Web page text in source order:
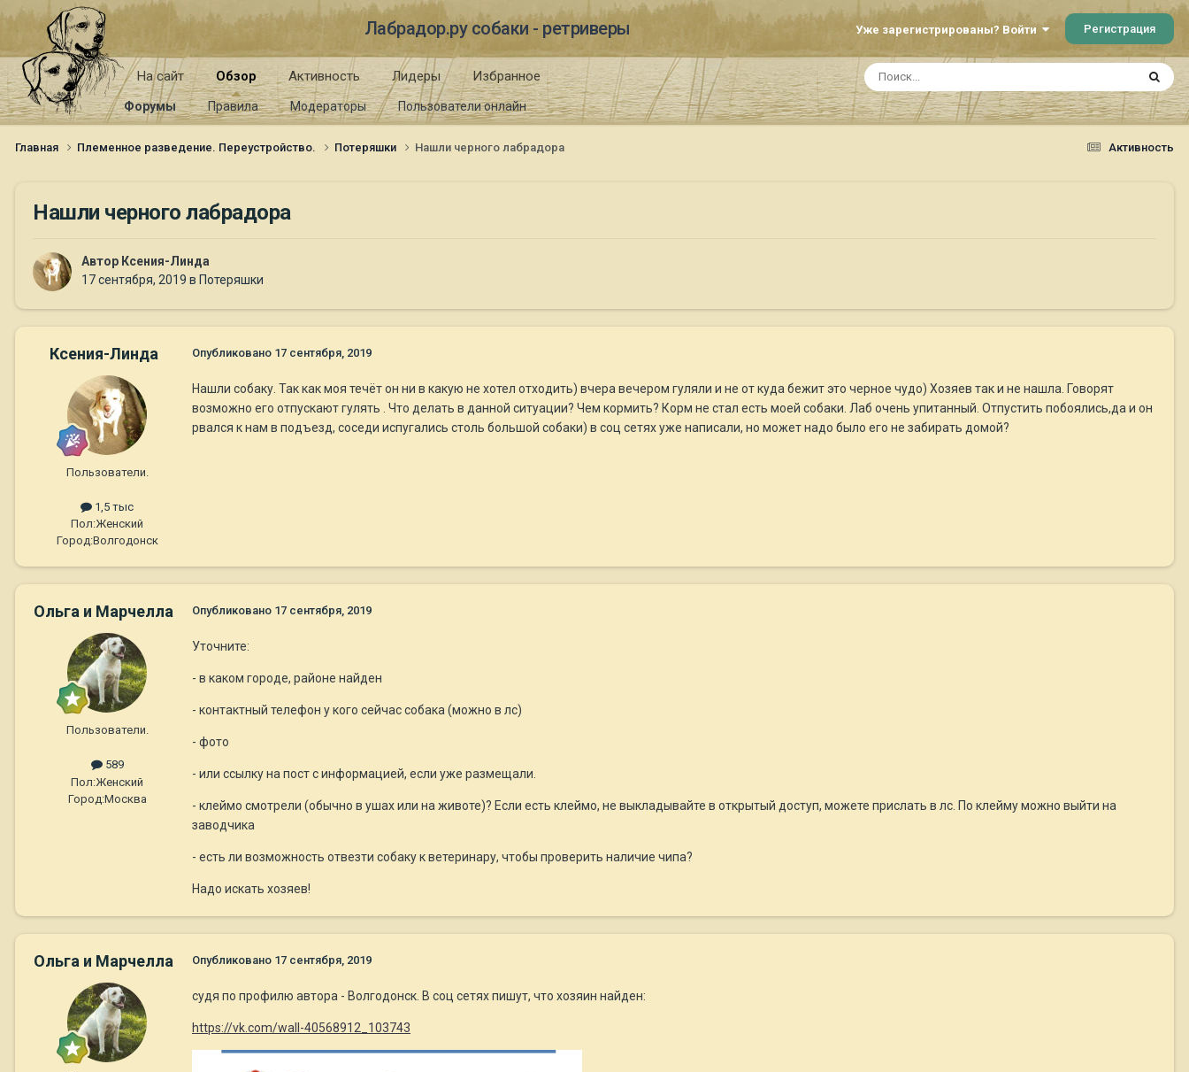
Лабрадор.ру собаки - ретриверы Уже зарегистрированы? Войти Регистрация
На сайт Обзор
Форумы Правила Модераторы Пользователи онлайн
Активность Лидеры Избранное
Активность
Главная Племенное разведение. Переустройство. Потеряшки Нашли черного лабрадора
Нашли черного лабрадора
Автор Ксения-Линда
17 сентября, 2019 в Потеряшки
Ксения-Линда
Пользователи.
1,5 тыс
Пол:Женский
Город:Волгодонск
Опубликовано 17 сентября, 2019
Нашли собаку. Так как моя течёт он ни в какую не хотел отходить) вчера вечером гуляли и не от куда бежит это черное чудо) Хозяев так и не нашла. Говорят
возможно его отпускают гулять . Что делать в данной ситуации? Чем кормить? Корм не стал есть моей собаки. Лаб очень упитанный. Отпустить побоялись,да и он
рвался к нам в подъезд, соседи испугались столь большой собаки) в соц сетях уже написали, но может надо было его не забирать домой?
Ольга и Марчелла
Пользователи.
589
Пол:Женский
Город:Москва
Опубликовано 17 сентября, 2019
Уточните:
- в каком городе, районе найден
- контактный телефон у кого сейчас собака (можно в лс)
- фото
- или ссылку на пост с информацией, если уже размещали.
- клеймо смотрели (обычно в ушах или на животе)? Если есть клеймо, не выкладывайте в открытый доступ, можете прислать в лс. По клейму можно выйти на
заводчика
- есть ли возможность отвезти собаку к ветеринару, чтобы проверить наличие чипа?
Надо искать хозяев!
Ольга и Марчелла Опубликовано 17 сентября, 2019
судя по профилю автора - Волгодонск. В соц сетях пишут, что хозяин найден:
https://vk.com/wall-40568912_103743